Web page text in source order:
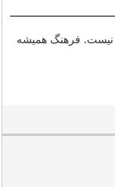
نیست. فرهنگ همیشه